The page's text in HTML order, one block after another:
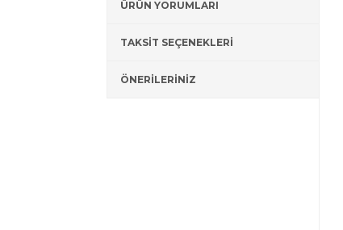
ÜRÜN YORUMLARI
TAKSİT SEÇENEKLERİ
ÖNERİLERİNİZ